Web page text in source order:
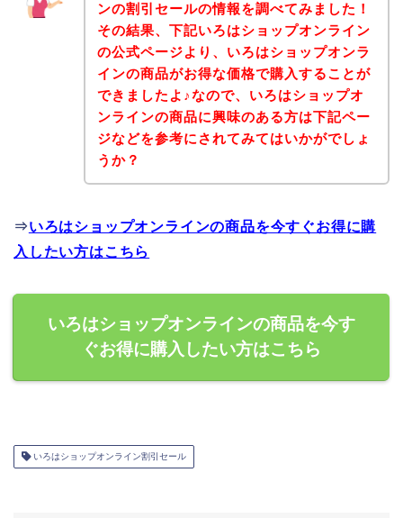
ンの割引セールの情報を調べてみました！
その結果、下記いろはショップオンライン
の公式ページより、いろはショップオンラ
インの商品がお得な価格で購入することが
できましたよ♪なので、いろはショップオ
ンラインの商品に興味のある方は下記ペー
ジなどを参考にされてみてはいかがでしょ
うか？
⇒いろはショップオンラインの商品を今すぐお得に購
入したい方はこちら
いろはショップオンラインの商品を今す
ぐお得に購入したい方はこちら
いろはショップオンライン割引セール